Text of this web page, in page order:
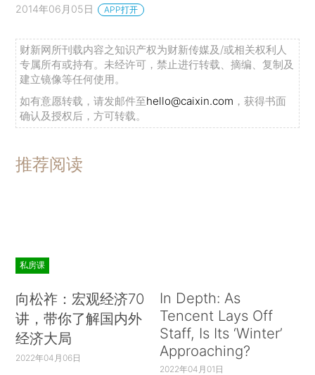
2014年06月05日 APP打开
财新网所刊载内容之知识产权为财新传媒及/或相关权利人
专属所有或持有。未经许可，禁止进行转载、摘编、复制及
建立镜像等任何使用。
如有意愿转载，请发邮件至hello@caixin.com ，获得书面
确认及授权后，方可转载。
推荐阅读
私房课
向松祚：宏观经济70
讲，带你了解国内外
经济大局
2022年04月06日
In Depth: As
Tencent Lays Off
Staff, Is Its ‘Winter’
Approaching?
2022年04月01日